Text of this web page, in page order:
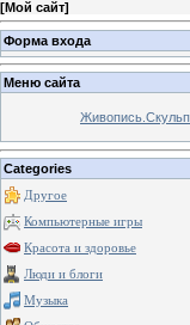
[Мой сайт]
Форма входа
Меню сайта
Categories
Другое
Компьютерные игры
Красота и здоровье
Люди и блоги
Музыка